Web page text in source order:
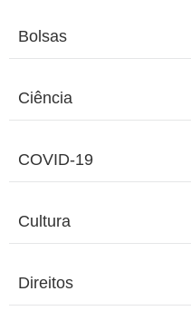
Bolsas
Ciência
COVID-19
Cultura
Direitos